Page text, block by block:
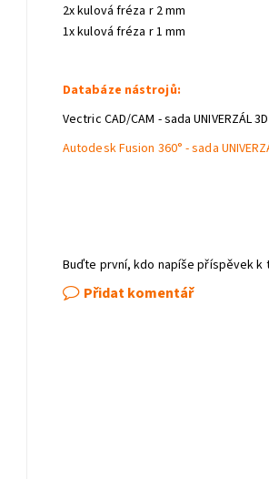
2x kulová fréza r 2 mm
1x kulová fréza r 1 mm
Databáze nástrojů:
Vectric CAD/CAM - sada UNIVERZÁL 3D
Autodesk Fusion 360° - sada
Buďte první, kdo napíše příspěvek k
Přidat komentář